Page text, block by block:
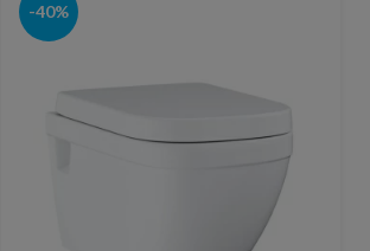
-40%